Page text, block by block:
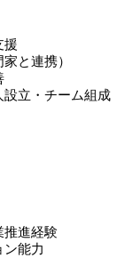
援
と連携）
立・チーム組成
推進経験
能力